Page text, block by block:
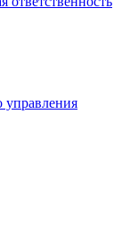
управления